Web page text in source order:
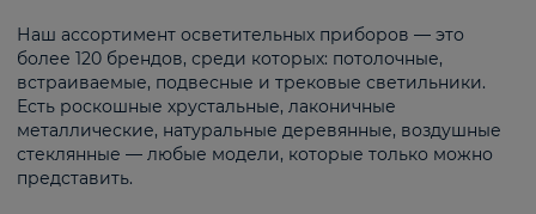
Наш ассортимент осветительных приборов — это
более 120 брендов, среди которых: потолочные,
встраиваемые, подвесные и трековые светильники.
Есть роскошные хрустальные, лаконичные
металлические, натуральные деревянные, воздушные
стеклянные — любые модели, которые только можно
представить.